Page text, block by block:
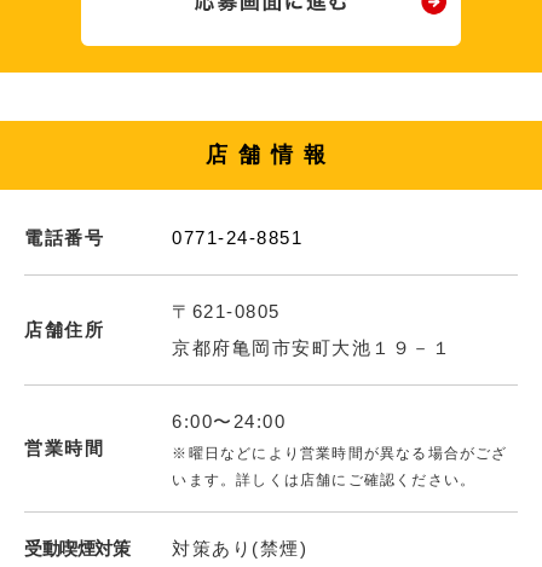
店舗情報
電話番号 0771-24-8851
店舗住所
〒621-0805
京都府亀岡市安町大池１９－１
営業時間
6:00〜24:00
※曜日などにより営業時間が異なる場合がござ
います。詳しくは店舗にご確認ください。
受動喫煙対策 対策あり(禁煙)